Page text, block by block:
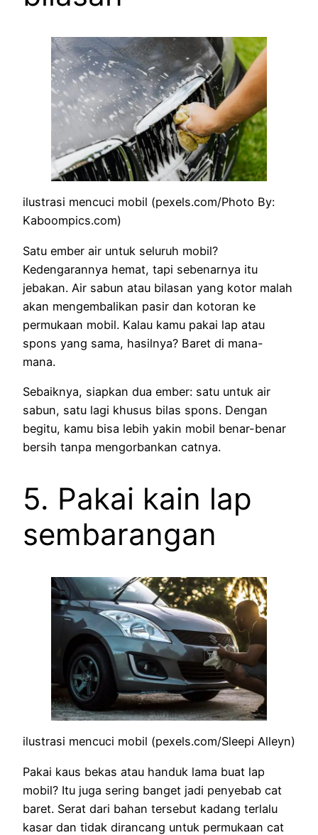
ilustrasi mencuci mobil (pexels.com/Photo By:
Kaboompics.com)
Satu ember air untuk seluruh mobil?
Kedengarannya hemat, tapi sebenarnya itu
jebakan. Air sabun atau bilasan yang kotor malah
akan mengembalikan pasir dan kotoran ke
permukaan mobil. Kalau kamu pakai lap atau
spons yang sama, hasilnya? Baret di mana-
mana.
Sebaiknya, siapkan dua ember: satu untuk air
sabun, satu lagi khusus bilas spons. Dengan
begitu, kamu bisa lebih yakin mobil benar-benar
bersih tanpa mengorbankan catnya.
5. Pakai kain lap
sembarangan
ilustrasi mencuci mobil (pexels.com/Sleepi Alleyn)
Pakai kaus bekas atau handuk lama buat lap
mobil? Itu juga sering banget jadi penyebab cat
baret. Serat dari bahan tersebut kadang terlalu
kasar dan tidak dirancang untuk permukaan cat